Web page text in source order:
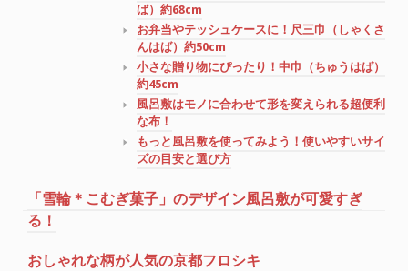
ば）約68cm
お弁当やテッシュケースに！尺三巾（しゃくさ
んはば）約50cm
小さな贈り物にぴったり！中巾（ちゅうはば）
約45cm
風呂敷はモノに合わせて形を変えられる超便利
な布！
もっと風呂敷を使ってみよう！使いやすいサイ
ズの目安と選び方
「雪輪＊こむぎ菓子」のデザイン風呂敷が可愛すぎ
る！
おしゃれな柄が人気の京都フロシキ